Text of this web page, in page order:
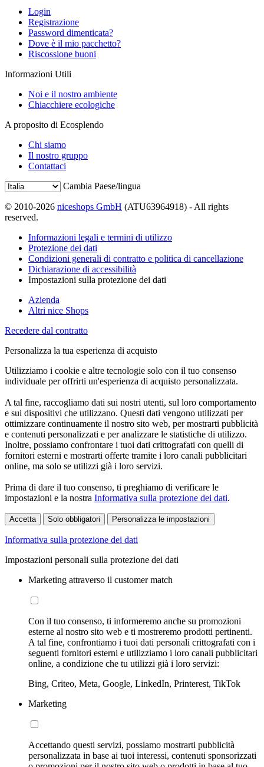
Login
Registrazione
Password dimenticata?
Dove è il mio pacchetto?
Riscossione buoni
Informazioni Utili
Noi e il nostro ambiente
Chiacchiere ecologiche
A proposito di Ecosplendo
Chi siamo
Il nostro gruppo
Contattaci
Cambia Paese/lingua
© 2010-2026 niceshops GmbH (ATU63964918) - All rights
reserved.
Informazioni legali e termini di utilizzo
Protezione dei dati
Condizioni generali di contratto e politica di cancellazione
Dichiarazione di accessibilità
Impostazioni sulla protezione dei dati
Azienda
Altri nice Shops
Recedere dal contratto
Personalizza la tua esperienza di acquisto
Utilizziamo i cookie e altre tecnologie solo con il tuo consenso
individuale per offrirti un'esperienza di acquisto personalizzata.
A tal fine, raccogliamo dati sui nostri utenti, sul loro comportamento
e sui dispositivi che utilizzano. Questi dati vengono utilizzati per
ottimizzare continuamente il nostro sito web, per mostrarti pubblicità
e contenuti personalizzati e per analizzare le statistiche di utilizzo.
Inoltre, possiamo confrontare i tuoi dati crittografati con quelli di
fornitori esterni e mostrarti offerte tramite i loro canali pubblicitari
online, ma solo se utilizzi già i loro servizi.
Prima di dare il tuo consenso, ti preghiamo di verificare le
impostazioni e la nostra Informativa sulla protezione dei dati.
Accetta Solo obbligatori Personalizza le impostazioni
Informativa sulla protezione dei dati
Impostazioni personali sulla protezione dei dati
Marketing attraverso il customer match
Con il tuo consenso, ti informeremo anche su promozioni
esterne al nostro sito web e ti mostreremo prodotti pertinenti.
A tal fine, confrontiamo i tuoi dati personali crittografati con i
seguenti fornitori esterni e utilizziamo i loro canali pubblicitari
online, a condizione che tu utilizzi già i loro servizi:
Bing, Criteo, Meta, Google, LinkedIn, Printerest, TikTok
Marketing
Accettando questi servizi, possiamo mostrarti pubblicità
personalizzata in base ai tuoi interessi, contenuti sponsorizzati